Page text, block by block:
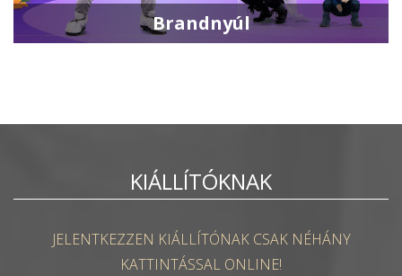
Brandnyúl
KIÁLLÍTÓKNAK
JELENTKEZZEN KIÁLLÍTÓNAK CSAK NÉHÁNY
KATTINTÁSSAL ONLINE!